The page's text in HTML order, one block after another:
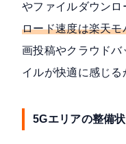
やファイルダウン
ロード速度は楽天モ
画投稿やクラウド
イルが快適に感じる
5Gエリアの整備